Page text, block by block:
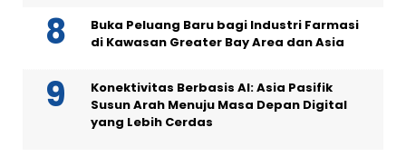
Buka Peluang Baru bagi Industri Farmasi
di Kawasan Greater Bay Area dan Asia
Konektivitas Berbasis AI: Asia Pasifik
Susun Arah Menuju Masa Depan Digital
yang Lebih Cerdas